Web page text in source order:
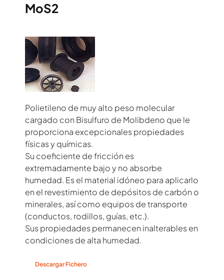
MoS2
Polietileno de muy alto peso molecular
cargado con Bisulfuro de Molibdeno que le
proporciona excepcionales propiedades
físicas y químicas.
Su coeficiente de fricción es
extremadamente bajo y no absorbe
humedad. Es el material idóneo para aplicarlo
en el revestimiento de depósitos de carbón o
minerales, así como equipos de transporte
(conductos, rodillos, guías, etc.).
Sus propiedades permanecen inalterables en
condiciones de alta humedad.
Descargar Fichero